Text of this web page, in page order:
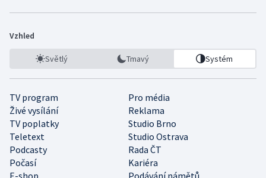
Vzhled
Světlý Tmavý Systém
TV program
Pro média
Živé vysílání
Reklama
TV poplatky
Studio Brno
Teletext
Studio Ostrava
Podcasty
Rada ČT
Počasí
Kariéra